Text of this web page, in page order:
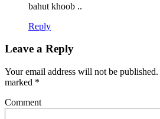
bahut khoob ..
Reply
Leave a Reply
Your email address will not be published.
marked *
Comment